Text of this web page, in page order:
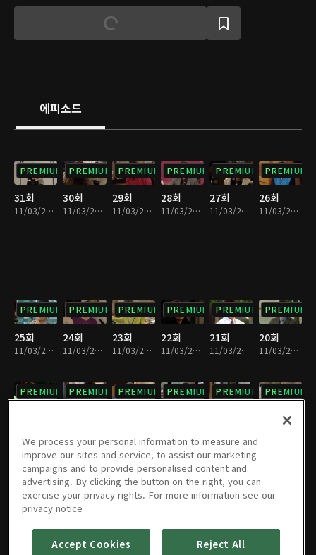
착해 '그 약혼자' 여준을 공항에서 만난다. 사랑과 결혼엔 관심 없는 일중
독자 여준은 가족들의 결혼 압박에 못 이겨 상은과 만나보기로 한다. 함
께 시간을 보내며 두 사람은 서로에 대한 감정이 달라짐을 느낀다.
에피소드
PREMIUM
31회
11/03/2023 • 52분
PREMIUM
30회
11/03/2023 • 52분
PREMIUM
29회
11/03/2023 • 52분
PREMIUM
28회
11/03/2023 • 52분
PREMIUM
27회
11/03/2023 • 52분
PREMIUM
26회
11/03/2023 • 52분
PREMIUM
25회
11/03/2023 • 52분
PREMIUM
24회
11/03/2023 • 53분
PREMIUM
23회
11/03/2023 • 52분
PREMIUM
22회
11/03/2023 • 52분
PREMIUM
21회
11/03/2023 • 52분
PREMIUM
20회
11/03/2023 • 52분
PREMIUM PREMIUM PREMIUM PREMIUM PREMIUM PREMIUM
PREMIUM
13회
11/03/2023 • 52분
PREMIUM
12회
PREMIUM
11회
PREMIUM
10회
PREMIUM
9회 8회
We process your personal information to measure and
improve our sites and service, to assist our marketing
campaigns and to provide personalised content and
advertising. By clicking the button on the right, you can
exercise your privacy rights. For more information see our
privacy notice
Accept Cookies Reject All